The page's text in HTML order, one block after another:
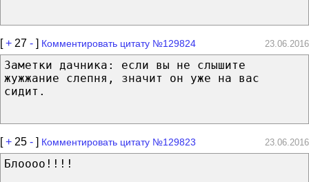
[+ 27 - ] Комментировать цитату №129824 23.06.2016
Заметки дачника: если вы не слышите
жужжание слепня, значит он уже на вас
сидит.
[+ 25 - ] Комментировать цитату №129823 23.06.2016
Блоооо!!!!